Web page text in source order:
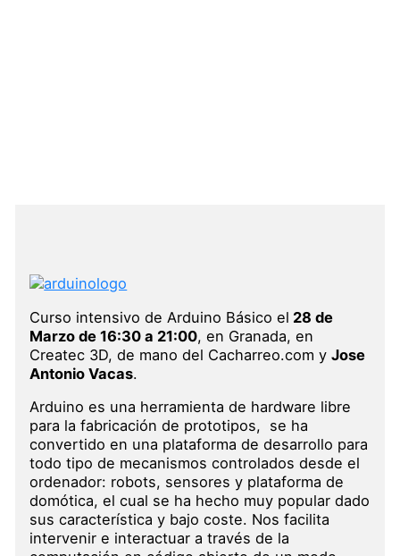
Curso intensivo de Arduino Básico el 28 de
Marzo de 16:30 a 21:00, en Granada, en
Createc 3D, de mano del Cacharreo.com yJose
Antonio Vacas.
Arduino es una herramienta de hardware libre
para la fabricación de prototipos, se ha
convertido en una plataforma de desarrollo para
todo tipo de mecanismos controlados desde el
ordenador: robots, sensores y plataforma de
domótica, el cual se ha hecho muy popular dado
sus característica y bajo coste. Nos facilita
intervenir e interactuar a través de la